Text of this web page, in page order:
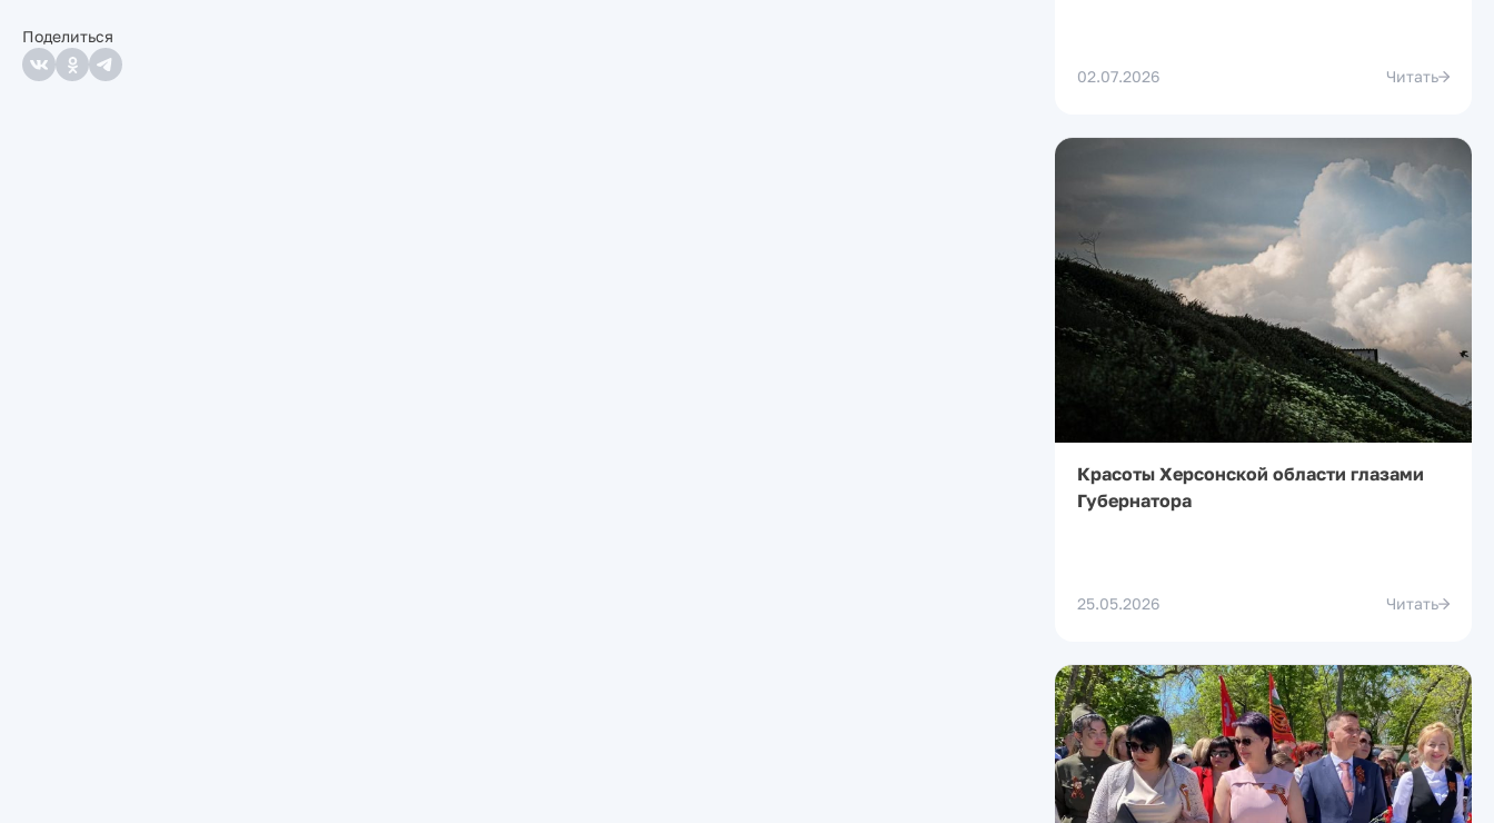
Поделиться
02.07.2026 Читать
Красоты Херсонской области глазами
Губернатора
25.05.2026 Читать